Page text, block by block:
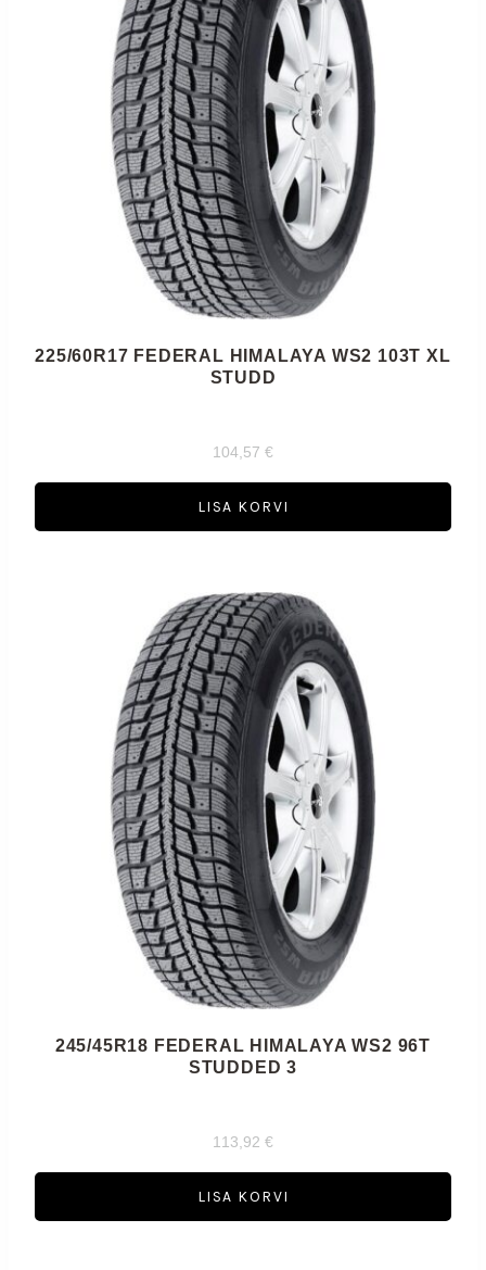
225/60R17 FEDERAL HIMALAYA WS2 103T XL
STUDD
104,57 €
LISA KORVI
245/45R18 FEDERAL HIMALAYA WS2 96T
STUDDED 3
113,92 €
LISA KORVI